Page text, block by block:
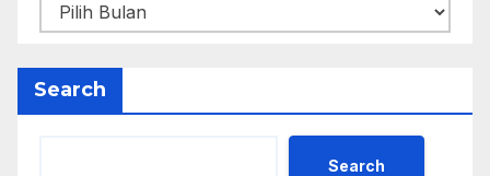
Search
Search